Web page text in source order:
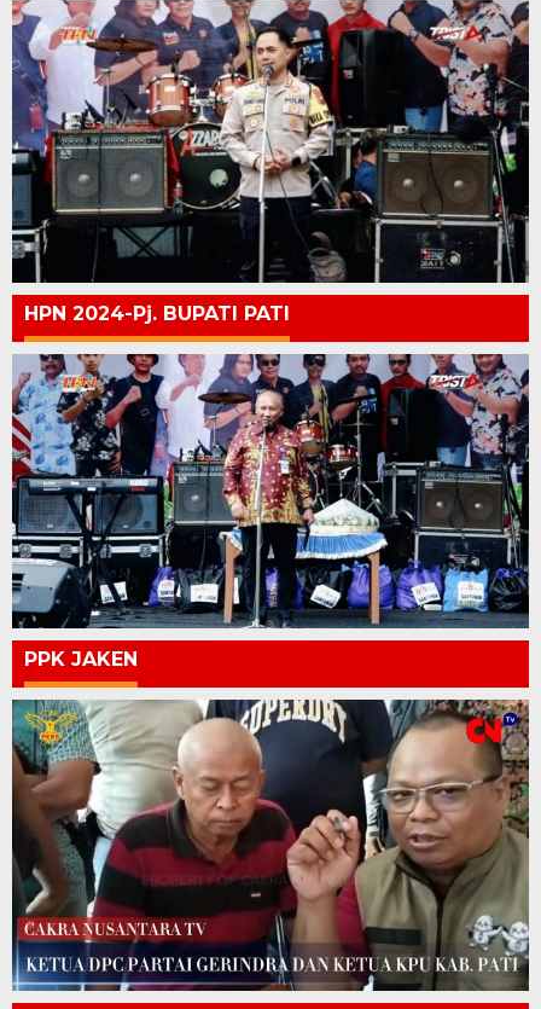
HPN 2024-Pj. BUPATI PATI
PPK JAKEN